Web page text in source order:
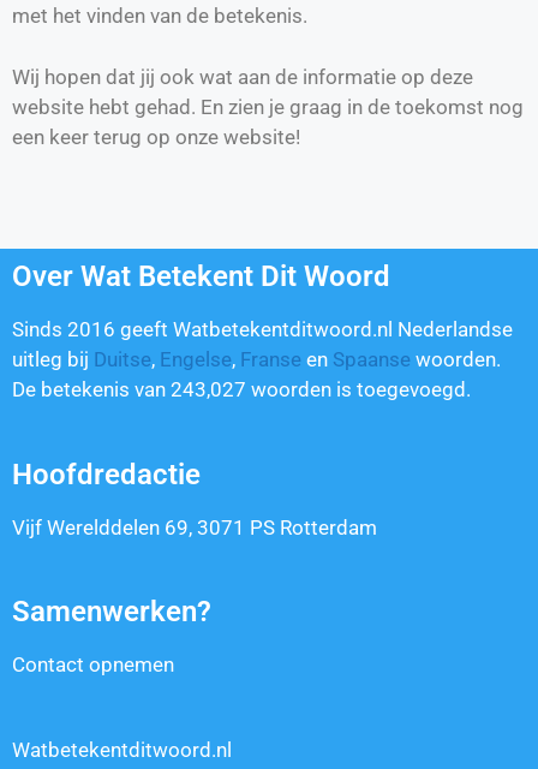
met het vinden van de betekenis.
Wij hopen dat jij ook wat aan de informatie op deze
website hebt gehad. En zien je graag in de toekomst nog
een keer terug op onze website!
Over Wat Betekent Dit Woord
Sinds 2016 geeft Watbetekentditwoord.nl Nederlandse
uitleg bij Duitse, Engelse, Franse en Spaanse woorden.
De betekenis van 243,027 woorden is toegevoegd.
Hoofdredactie
Vijf Werelddelen 69, 3071 PS Rotterdam
Samenwerken?
Contact opnemen
Watbetekentditwoord.nl